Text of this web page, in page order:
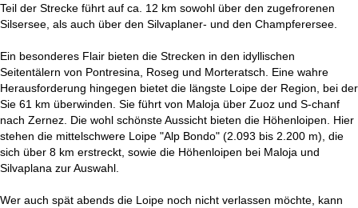
Teil der Strecke führt auf ca. 12 km sowohl über den zugefrorenen
Silsersee, als auch über den Silvaplaner- und den Champferersee.
Ein besonderes Flair bieten die Strecken in den idyllischen
Seitentälern von Pontresina, Roseg und Morteratsch. Eine wahre
Herausforderung hingegen bietet die längste Loipe der Region, bei der
Sie 61 km überwinden. Sie führt von Maloja über Zuoz und S-chanf
nach Zernez. Die wohl schönste Aussicht bieten die Höhenloipen. Hier
stehen die mittelschwere Loipe "Alp Bondo" (2.093 bis 2.200 m), die
sich über 8 km erstreckt, sowie die Höhenloipen bei Maloja und
Silvaplana zur Auswahl.
Wer auch spät abends die Loipe noch nicht verlassen möchte, kann